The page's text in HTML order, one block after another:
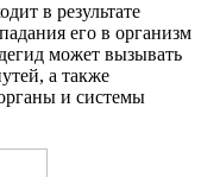
в результате
его в организм
может вызывать
а также
и системы